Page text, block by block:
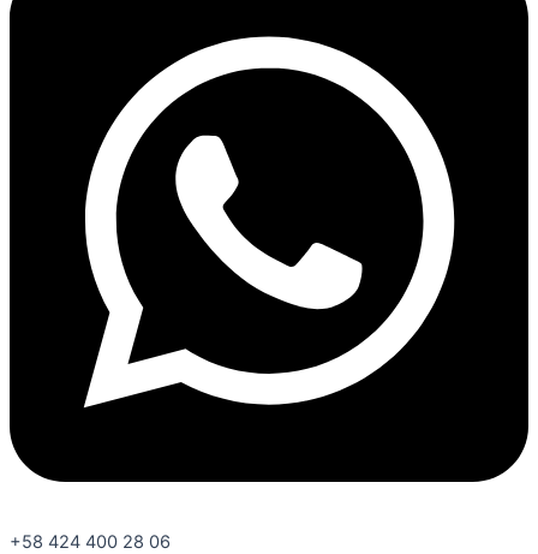
+58 424 400 28 06